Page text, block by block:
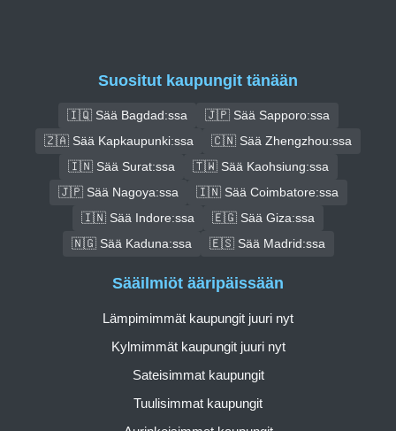
Suositut kaupungit tänään
🇮🇶 Sää Bagdad:ssa
🇯🇵 Sää Sapporo:ssa
🇿🇦 Sää Kapkaupunki:ssa
🇨🇳 Sää Zhengzhou:ssa
🇮🇳 Sää Surat:ssa
🇹🇼 Sää Kaohsiung:ssa
🇯🇵 Sää Nagoya:ssa
🇮🇳 Sää Coimbatore:ssa
🇮🇳 Sää Indore:ssa
🇪🇬 Sää Giza:ssa
🇳🇬 Sää Kaduna:ssa
🇪🇸 Sää Madrid:ssa
Sääilmiöt ääripäissään
Lämpimimmät kaupungit juuri nyt
Kylmimmät kaupungit juuri nyt
Sateisimmat kaupungit
Tuulisimmat kaupungit